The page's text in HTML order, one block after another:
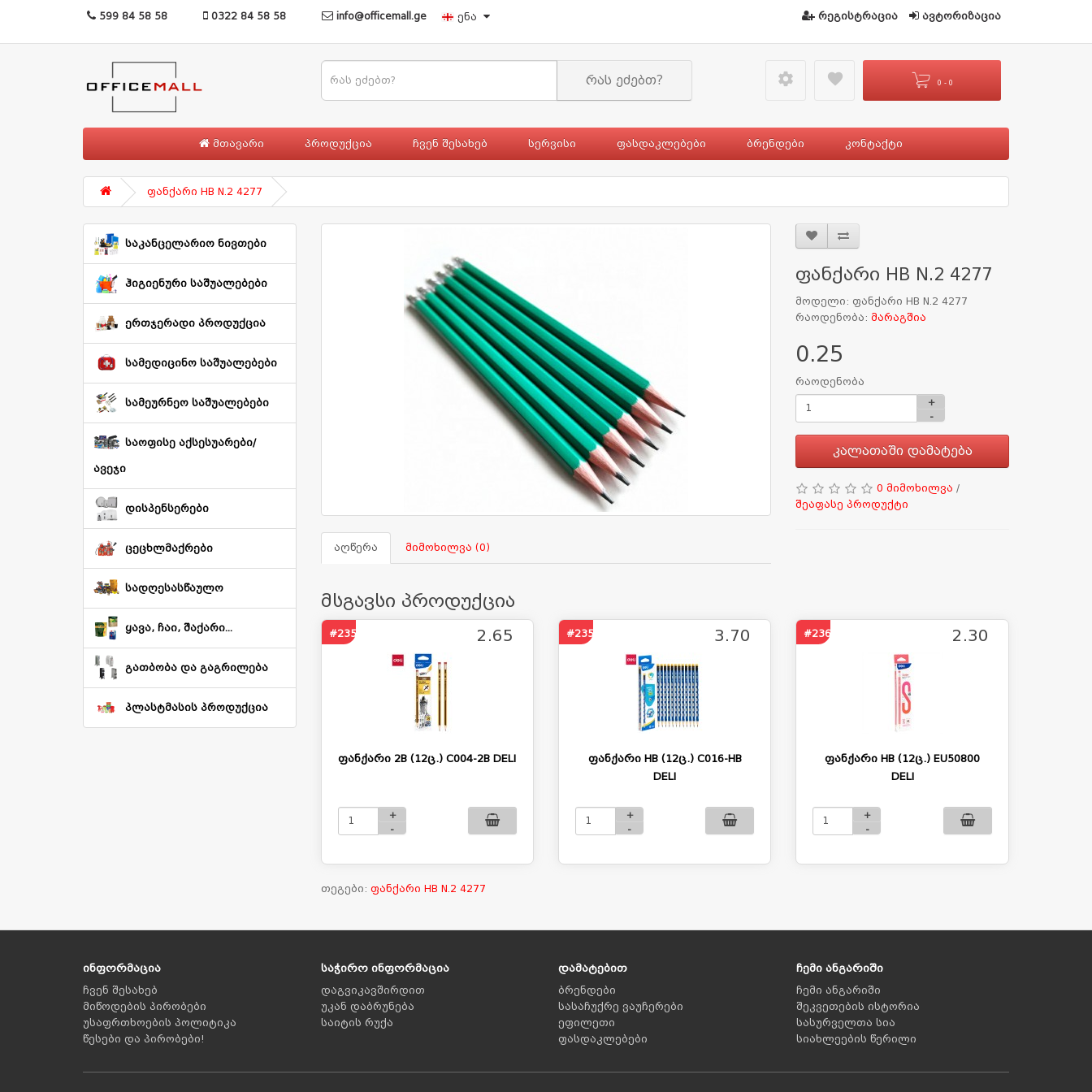
599 84 58 58 0322 84 58 58 info@officemall.ge ენა რეგისტრაცია ავტორიზაცია
რას ეძებთ? 0 - 0
favorite
settings49
მთავარი პროდუქცია ჩვენ შესახებ სერვისი ფასდაკლებები ბრენდები კონტაქტი
ფანქარი HB N.2 4277
საკანცელარიო ნივთები
ჰიგიენური საშუალებები
ერთჯერადი პროდუქცია
სამედიცინო საშუალებები
სამეურნეო საშუალებები
საოფისე აქსესუარები/
ავეჯი
დისპენსერები
ცეცხლმაქრები
სადღესასწაულო
ყავა, ჩაი, შაქარი...
გათბობა და გაგრილება
პლასტმასის პროდუქცია
აღწერა მიმოხილვა (0)
ფანქარი HB N.2 4277
მოდელი: ფანქარი HB N.2 4277
რაოდენობა:მარაგშია
0.25
რაოდენობა
+
-
კალათაში დამატება
0 მიმოხილვა /
შეაფასე პროდუქტი
მსგავსი პროდუქცია
#2357 2.65
ფანქარი 2B (12ც.) C004-2B DELI
+
-
#2358 3.70
ფანქარი HB (12ც.) C016-HB
DELI
+
-
#2365 2.30
ფანქარი HB (12ც.) EU50800
DELI
+
-
თეგები: ფანქარი HB N.2 4277
ინფორმაცია
ჩვენ შესახებ
მიწოდების პირობები
უსაფრთხოების პოლიტიკა
წესები და პირობები!
საჭირო ინფორმაცია
დაგვიკავშირდით
უკან დაბრუნება
საიტის რუქა
დამატებით
ბრენდები
სასაჩუქრე ვაუჩერები
ეფილეთი
ფასდაკლებები
ჩემი ანგარიში
ჩემი ანგარიში
შეკვეთების ისტორია
სასურველთა სია
სიახლეების წერილი